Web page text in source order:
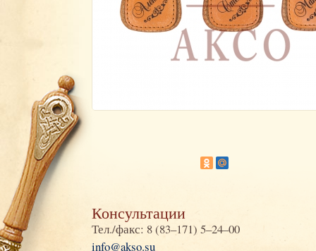
Консультации
Тел./факс: 8 (83–171) 5–24–00
info@akso.su